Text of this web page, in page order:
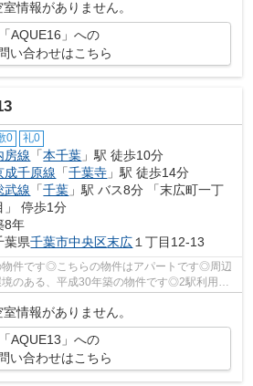
情報がありません。
「AQUE16」への
い合わせはこちら
0 礼0
房線 「本千葉 」駅 徒歩10分
成千原線 「千葉寺 」駅 徒歩14分
武線 「千葉 」駅 バス8分 「末広町一丁
」 停歩1分
8年
葉県千葉市中央区末広 １丁目12-13
物件です◎こちらの物件はアパートです◎周辺
のある、平成30年築の物件です◎2駅利用可
情報がありません。
「AQUE13」への
い合わせはこちら